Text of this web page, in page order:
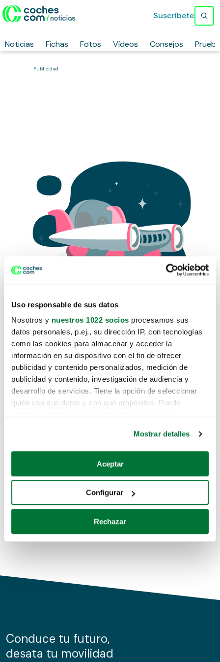
Uso responsable de sus datos
Nosotros y nuestros 1022 socios procesamos sus
datos personales, p.ej., su dirección IP, con tecnologías
como las cookies para almacenar y acceder la
información en su dispositivo con el fin de ofrecer
publicidad y contenido personalizados, medición de
publicidad y contenido, investigación de audiencia y
desarrollo de servicios. Tiene la opción de seleccionar
quién usa sus datos y con qué propósitos. Puede
Si lo permite, también quisiéramos:
Recopilar información sobre su ubicación geográfica
Identificar su dispositivo analizándolo activamente
para buscar características específicas (huellas
Obtenga más información sobre cómo se procesan sus
de cookies.
información sobre el uso que haga del sitio web con
nuestros partners de redes sociales, publicidad y análisis
Mostrar detalles
Aceptar
Configurar
Rechazar
Noticias Fichas Fotos Vídeos Consejos
Suscríbete
Publicidad
Lo sentimos, no sabemos como
te hemos traido hasta aquí.
Pero puedes encontrar el coche que estás
buscando en alguno de estos enlaces:
Coches de segunda mano
Coches de km0
Conduce tu futuro,
desata tu movilidad